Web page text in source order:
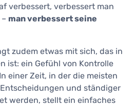
verbessert, verbessert man
man verbessert seine
zudem etwas mit sich, das in
ist: ein Gefühl von Kontrolle
einer Zeit, in der die meisten
und ständiger
werden, stellt ein einfaches